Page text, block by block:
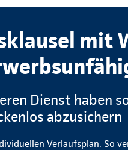
mit
Dienst haben
abzusichern
Verlaufsplan. So